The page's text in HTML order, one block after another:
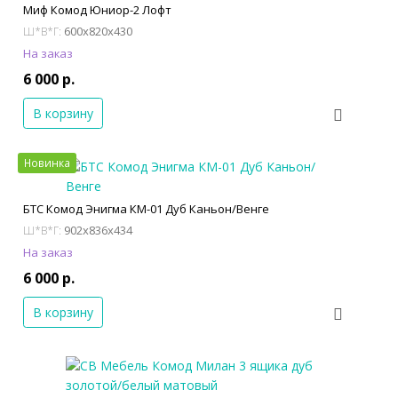
Миф Комод Юниор-2 Лофт
Ш*В*Г: 600x820x430
На заказ
6 000 р.
В корзину
Новинка
БТС Комод Энигма КМ-01 Дуб Каньон/Венге
Ш*В*Г: 902x836x434
На заказ
6 000 р.
В корзину